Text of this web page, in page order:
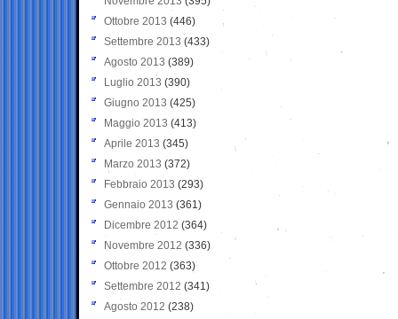
Ottobre 2013 (446)
Settembre 2013 (433)
Agosto 2013 (389)
Luglio 2013 (390)
Giugno 2013 (425)
Maggio 2013 (413)
Aprile 2013 (345)
Marzo 2013 (372)
Febbraio 2013 (293)
Gennaio 2013 (361)
Dicembre 2012 (364)
Novembre 2012 (336)
Ottobre 2012 (363)
Settembre 2012 (341)
Agosto 2012 (238)